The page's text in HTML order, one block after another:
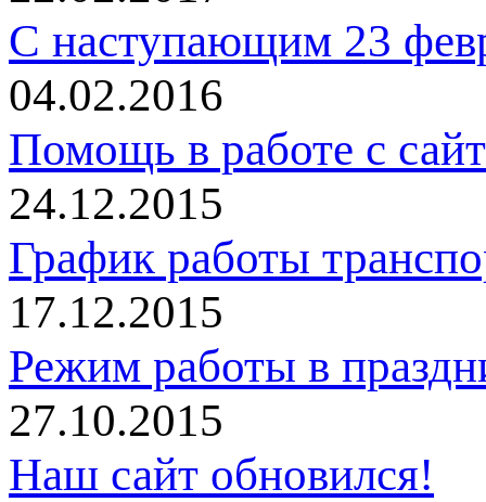
С наступающим 23
04.02.2016
Помощь в работе с
24.12.2015
График работы
17.12.2015
Режим работы в
27.10.2015
Наш сайт обновился!